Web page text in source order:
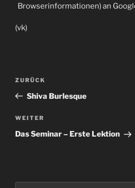
Browserinformationen) an
(vk)
Beitragsnavigation
Vorheriger
Beitrag
ZURÜCK
Shiva Burlesque
Nächster
Beitrag
WEITER
Das Seminar – Erste Lektion